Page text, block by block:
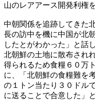
山のレアアース開発利権
中朝関係を追跡してきた
長の訪中を機に中国が北
したとがわかった」と話
北朝鮮の土地に散布され
得られるため食糧６０万
に、「北朝鮮の食糧難を
の１トン当たり３０ドル
に送ることで合意した」